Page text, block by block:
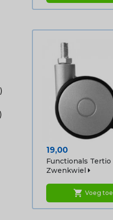
Prijs
19,00
Functionals Tertio
Zwenkwiel
shopping_cart Voeg toe